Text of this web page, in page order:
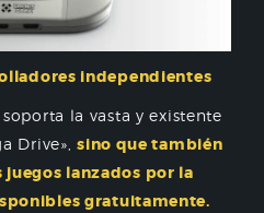
independientes
la vasta y existente
Drive»,sino que también
lanzados por la
gratuitamente.